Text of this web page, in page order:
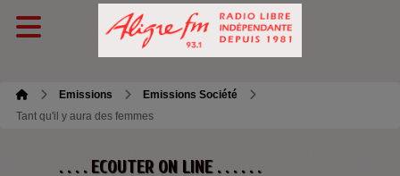
Emissions
Emissions Société
Tant qu'il y aura des femmes
. . . . ECOUTER ON LINE . . . . . .